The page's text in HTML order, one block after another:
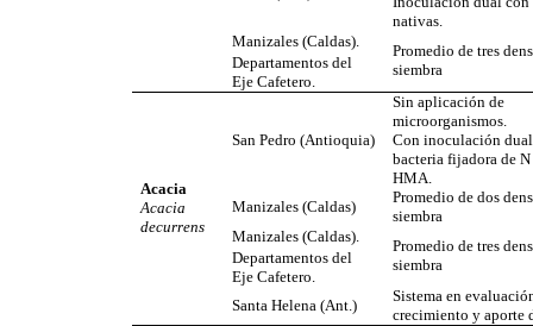
nativas.
Manizales (Caldas).
Promedio de tres
siembra
Departamentos del
Eje Cafetero.
Acacia
Acacia
decurrens
San Pedro (Antioquia)
Sin aplicación de
microorganismos.
Con inoculación
bacteria fijadora de
HMA.
Manizales (Caldas)
Promedio de dos
siembra
Manizales (Caldas).
Promedio de tres
siembra
Departamentos del
Eje Cafetero.
Santa Helena (Ant.)
Sistema en
crecimiento y aporte